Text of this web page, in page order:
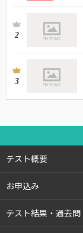
2
3
テスト概要
お申込み
テスト結果・過去問